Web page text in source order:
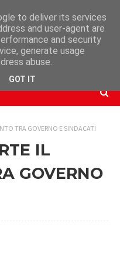
TRA GOVERNO E SINDACATI
IL
GOVERNO
to deliver its services
and user-agent are
and security
generate usage
abuse.
GOT IT